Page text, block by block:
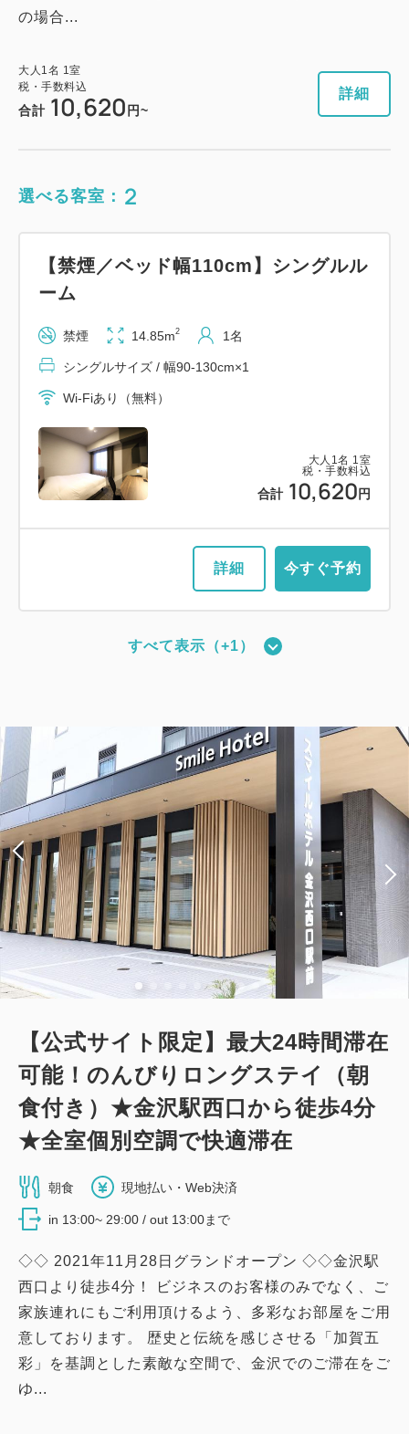
の場合...
大人 1 名 1 室
税・手数料込
合計 10,620 円~
詳細
選べる客室： 2
大人 1 名 1 室
税・手数料込
合計 10,620 円
【禁煙／ベッド幅110cm】シングルル
ーム
禁煙 14.85m2 1名
シングルサイズ / 幅90-130cm×1
Wi-Fiあり（無料）
詳細 今すぐ予約
大人 名1室
税・手数料込
合計 13,500円
禁煙 19.83m2 1~2名
シングルサイズ / 幅90-130cm×2
Wi-Fiあり（無料）
残り 1 詳細 今すぐ予約
すべて表示（+1）
【公式サイト限定】最大24時間滞在
可能！のんびりロングステイ（朝
食付き）★金沢駅西口から徒歩4分
★全室個別空調で快適滞在
朝食 現地払い・Web決済
in 13:00~ 29:00 / out 13:00まで
◇◇ 2021年11月28日グランドオープン ◇◇金沢駅
西口より徒歩4分！ ビジネスのお客様のみでなく、ご
家族連れにもご利用頂けるよう、多彩なお部屋をご用
意しております。 歴史と伝統を感じさせる「加賀五
彩」を基調とした素敵な空間で、金沢でのご滞在をご
ゆ...